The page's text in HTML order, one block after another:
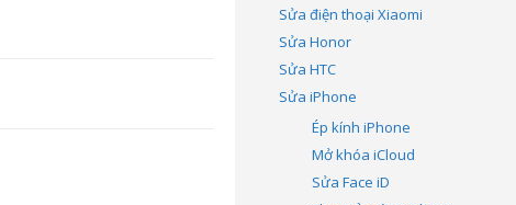
Sửa điện thoại Xiaomi
Sửa Honor
Sửa HTC
Sửa iPhone
Ép kính iPhone
Mở khóa iCloud
Sửa Face iD